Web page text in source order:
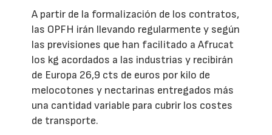
A partir de la formalización de los contratos,
las OPFH irán llevando regularmente y según
las previsiones que han facilitado a Afrucat
los kg acordados a las industrias y recibirán
de Europa 26,9 cts de euros por kilo de
melocotones y nectarinas entregados más
una cantidad variable para cubrir los costes
de transporte.